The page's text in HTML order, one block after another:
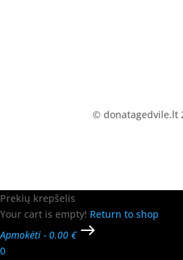
© donatagedvile.lt
Prekių krepšelis
Your cart is empty! Return to shop
Apmokėti - 0.00 €
0